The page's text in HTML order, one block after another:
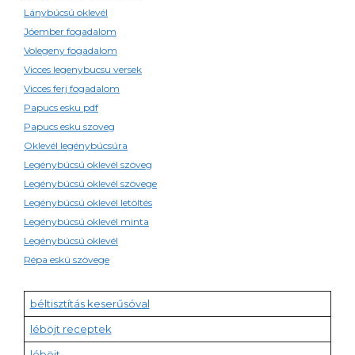
Lánybúcsú oklevél
Jóember fogadalom
Volegeny fogadalom
Vicces legenybucsu versek
Vicces ferj fogadalom
Papucs esku pdf
Papucs esku szoveg
Oklevél legénybúcsúra
Legénybúcsú oklevél szöveg
Legénybúcsú oklevél szövege
Legénybúcsú oklevél letöltés
Legénybúcsú oklevél minta
Legénybúcsú oklevél
Répa eskü szövege
béltisztítás keserűsóval
léböjt receptek